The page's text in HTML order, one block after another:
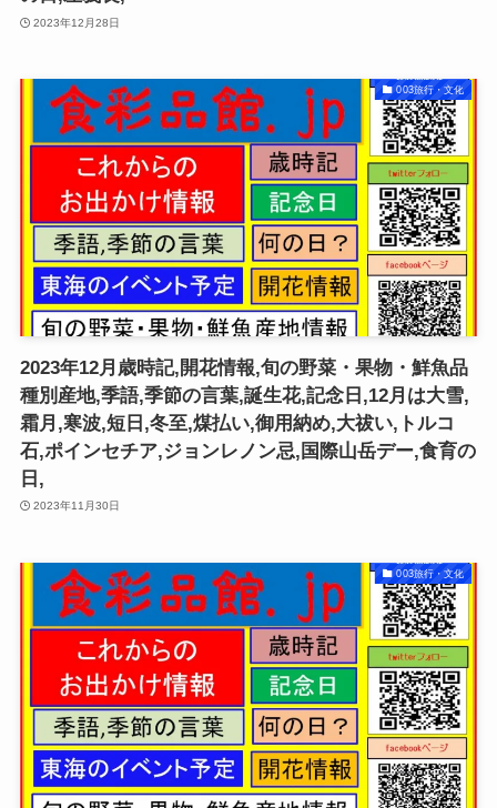
2023年12月28日
003旅行・文化
2023年12月歳時記,開花情報,旬の野菜・果物・鮮魚品
種別産地,季語,季節の言葉,誕生花,記念日,12月は大雪,
霜月,寒波,短日,冬至,煤払い,御用納め,大祓い,トルコ
石,ポインセチア,ジョンレノン忌,国際山岳デー,食育の
日,
2023年11月30日
003旅行・文化